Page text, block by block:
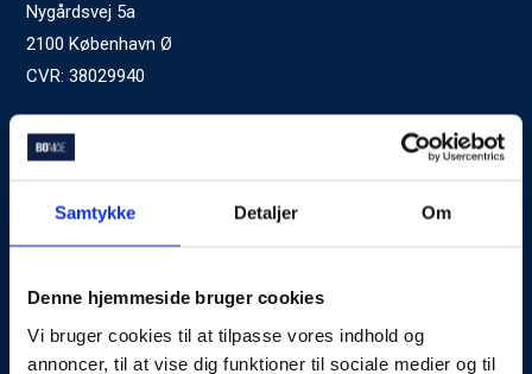
Samtykke Detaljer Om
Denne hjemmeside bruger cookies
Vi bruger cookies til at tilpasse vores indhold og
annoncer, til at vise dig funktioner til sociale medier og til
Nygårdsvej 5a
2100 København Ø
CVR: 38029940
Ved generelle henvendelser kontakt Bomae:
Tlf.72600400 , mandag til fredag 9:00-20:00
Om Bomae